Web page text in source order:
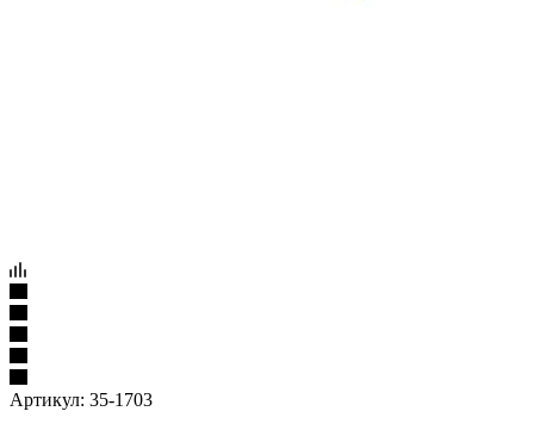
Артикул: 35-1703